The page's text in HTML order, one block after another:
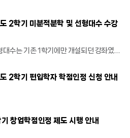
2학기 미분적분학 및 선형대수 수강
1. 미분적분학과 선형대수는 기존 1학기에만 개설되던 강좌였으나, 학생들의 전공수업 이수 편의를 도모하고자 2026학년도 2학기에 일부 강좌를 추가 개설하여 운영하게 되었습니다. 2. 본 강좌는 재수강보다 처음 수강하는 학생을 우선으로 하며, 수강신청은 수강인원의 조정을 위하여 응용수학과 홈페이지 공지사항 게시판에 안내되는 Google form을 통해서만 진행되니, 소속 학생들에게 안내를 부탁드립니다. 가. 대상 과목 1) 미분적분학 2) 선형대수 나. 주소:(https://forms.gle/gJkVkhoQZorS6UF67) 다. 수강신청 우선대상(1)-2) 순) - 증빙자료 제출 필요 1) 미분적분학/선형대수 강좌가 전공기초(필수)인 학과 소속으로 강좌를 처음 수강하는 학 생 2) 2026학년도 2학기 졸업예정자로 미이수시 졸업이 불가한 학생 3) 기타 '1)','2)'에 준하는 사유 라. 신청(양식제출) 기간: 2026.08.05.(수) 10시 ~ 08.12.(수) 17시 마. 일정 안내 1) 수강대상 선정 및 연락: 2026.08.14.(금) (예정) ※ 우선대상 여부와 신청사유 및 수강인원을 고려하여 수강대상 선정 2) 수강신청 등록: 수강신청 변동 가능성을 고려하여 수강정정 기간에 일괄 입력 예정 3) 일정은 상황에 따라 변동될 수 있음 바. 비고 1) 수강신청 우선대상의 경우에도 상황에 따라 배정이 불가할 수 있음 2) 1개 과목당 1개 Google form 신청(1개 양식으로 복수 과목 신청 불가) 3) 미분적분학의 경우 신청한 우선순위를 고려하여 신청가능한 강좌에 배정 ※ 동일시간에 다른 강좌가 신청되어 있을 경우, 입력 불가 4) Google form 이외의 신청은 불가함 사. 문의처 1) 응용수학과 행정실: 031)201-2404 2) 이메일: mathkk@khu.ac.kr. 끝.
2학기 편입학자 학점인정 신청 안내
창업학점인정 제도 시행 안내